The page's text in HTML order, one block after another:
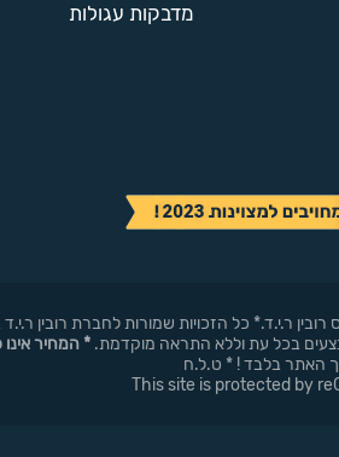
מדבקות עגולות
הדפוס רובין ר.י.ד.* כל הזכויות שמורות לחברת
* המחיר
האתר בלבד ! * ט.ל.ח
This site is protected by